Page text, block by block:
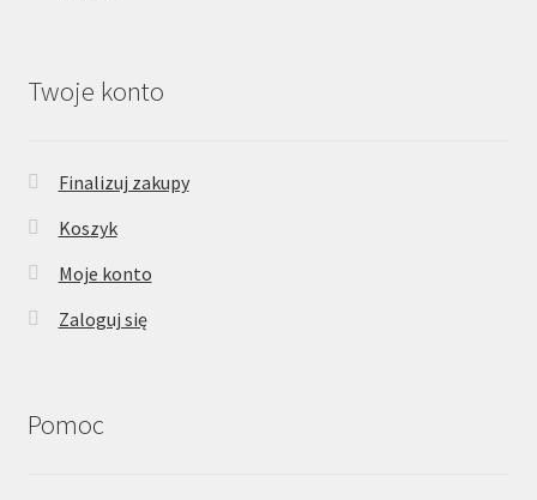
Twoje konto
Finalizuj zakupy
Koszyk
Moje konto
Zaloguj się
Pomoc